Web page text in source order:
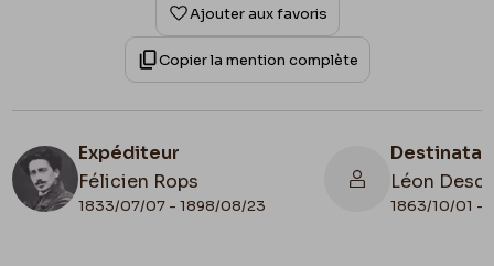
Ajouter aux favoris
Copier la mention complète
Expéditeur
Félicien Rops
1833/07/07 - 1898/08/23
Léon
1863/10/01 -